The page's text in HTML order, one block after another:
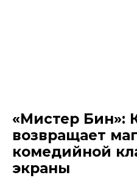
«Мистер Бин»:
возвращает
комедийной
экраны